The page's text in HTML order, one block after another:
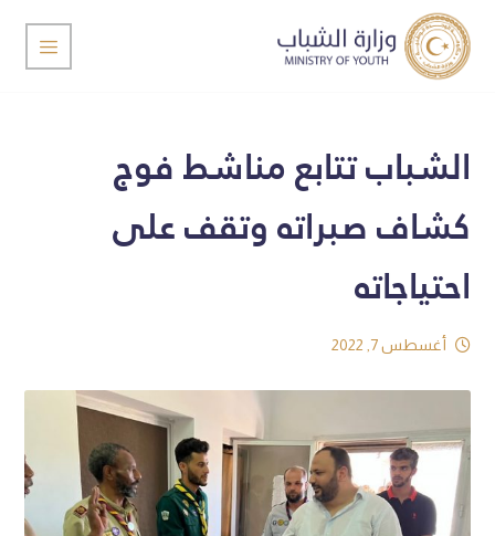
الشباب تتابع مناشط فوج
كشاف صبراته وتقف على
احتياجاته
أغسطس 7, 2022